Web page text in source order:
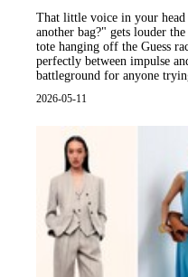
That little voice in your
another bag?" gets louder
tote hanging off the Guess
perfectly between impulse
battleground for anyone
2026-05-11